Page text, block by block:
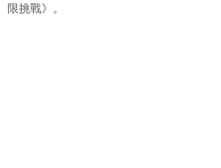
限挑戰》。